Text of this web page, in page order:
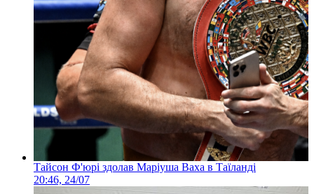
Тайсон Ф'юрі здолав Маріуша Ваха в Таїланді
20:46, 24/07